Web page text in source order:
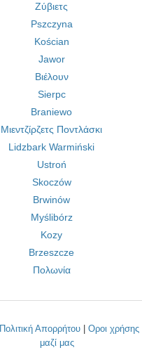
Ζύβιετς
Pszczyna
Kościan
Jawor
Βιέλουν
Sierpc
Braniewo
Μιεντζίρζετς Ποντλάσκι
Lidzbark Warmiński
Ustroń
Skoczów
Brwinów
Myślibórz
Kozy
Brzeszcze
Πολωνία
Πολιτική Απορρήτου| Οροι χρήσης|
μαζί μας